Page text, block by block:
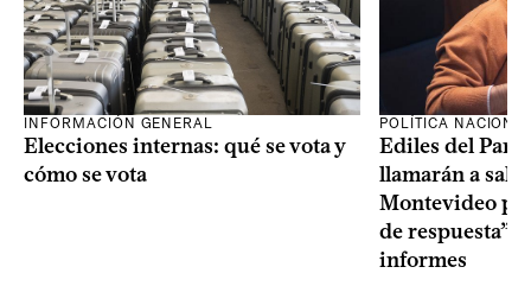
INFORMACIÓN GENERAL
Elecciones internas: qué se vota y
cómo se vota
POLÍTICA
Ediles del
llamarán a sala
Montevideo
de respuesta”
informes